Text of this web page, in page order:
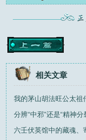
相关文章
我的茅山胡法旺公太祖
分辨“中邪”还是“精神分
六壬伏英馆中的藏魂、